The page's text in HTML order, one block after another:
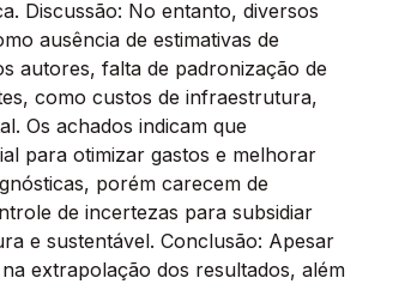
Discussão: No entanto, diversos
ausência de estimativas de
autores, falta de padronização de
como custos de infraestrutura,
Os achados indicam que
para otimizar gastos e melhorar
porém carecem de
de incertezas para subsidiar
e sustentável. Conclusão: Apesar
extrapolação dos resultados, além